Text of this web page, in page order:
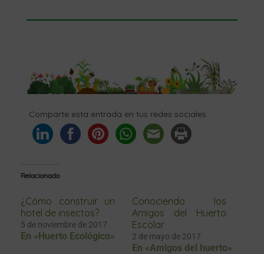
Comparte esta entrada en tus redes sociales
Relacionado
¿Cómo construir un
hotel de insectos?
5 de noviembre de 2017
En «Huerto Ecológico»
Conociendo los
Amigos del Huerto
Escolar
2 de mayo de 2017
En «Amigos del huerto»